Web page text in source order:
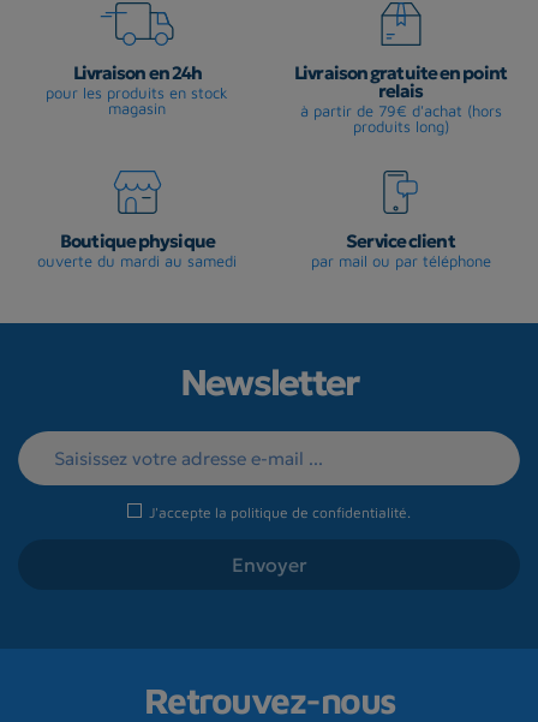
Livraison en 24h
pour les produits en stock
magasin
Livraison gratuite en point
relais
à partir de 79€ d'achat (hors
produits long)
Boutique physique
ouverte du mardi au samedi
Service client
par mail ou par téléphone
Newsletter
J'accepte la politique de confidentialité
Retrouvez-nous